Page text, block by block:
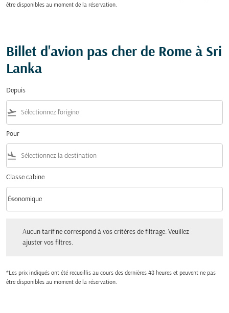
être disponibles au moment de la réservation.
Billet d'avion pas cher de Rome à Sri
Lanka
Depuis
flight_takeoff
Pour
flight_land
Classe cabine
Classe cabine option Économique Selected
Économique
keyboard_arrow_down
Aucun tarif ne correspond à vos critères de filtrage. Veuillez
ajuster vos filtres.
*Les prix indiqués ont été recueillis au cours des dernières 48 heures et peuvent ne pas
être disponibles au moment de la réservation.